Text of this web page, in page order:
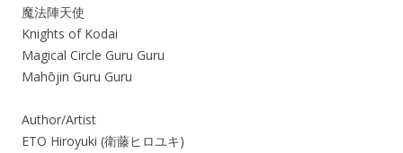
魔法陣天使
Knights of Kodai
Magical Circle Guru Guru
Mahōjin Guru Guru
Author/Artist
ETO Hiroyuki (衛藤ヒロユキ)